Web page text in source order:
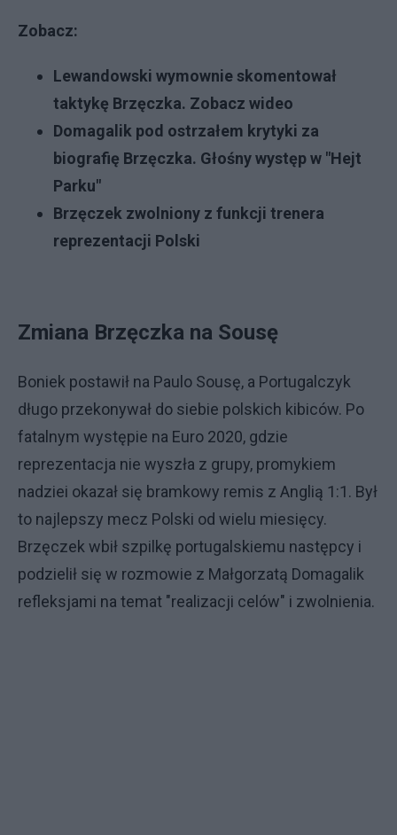
Zobacz:
Lewandowski wymownie skomentował
taktykę Brzęczka. Zobacz wideo
Domagalik pod ostrzałem krytyki za
biografię Brzęczka. Głośny występ w "Hejt
Parku"
Brzęczek zwolniony z funkcji trenera
reprezentacji Polski
Zmiana Brzęczka na Sousę
Boniek postawił na Paulo Sousę, a Portugalczyk
długo przekonywał do siebie polskich kibiców. Po
fatalnym występie na Euro 2020, gdzie
reprezentacja nie wyszła z grupy, promykiem
nadziei okazał się bramkowy remis z Anglią 1:1. Był
to najlepszy mecz Polski od wielu miesięcy.
Brzęczek wbił szpilkę portugalskiemu następcy i
podzielił się w rozmowie z Małgorzatą Domagalik
refleksjami na temat "realizacji celów" i zwolnienia.